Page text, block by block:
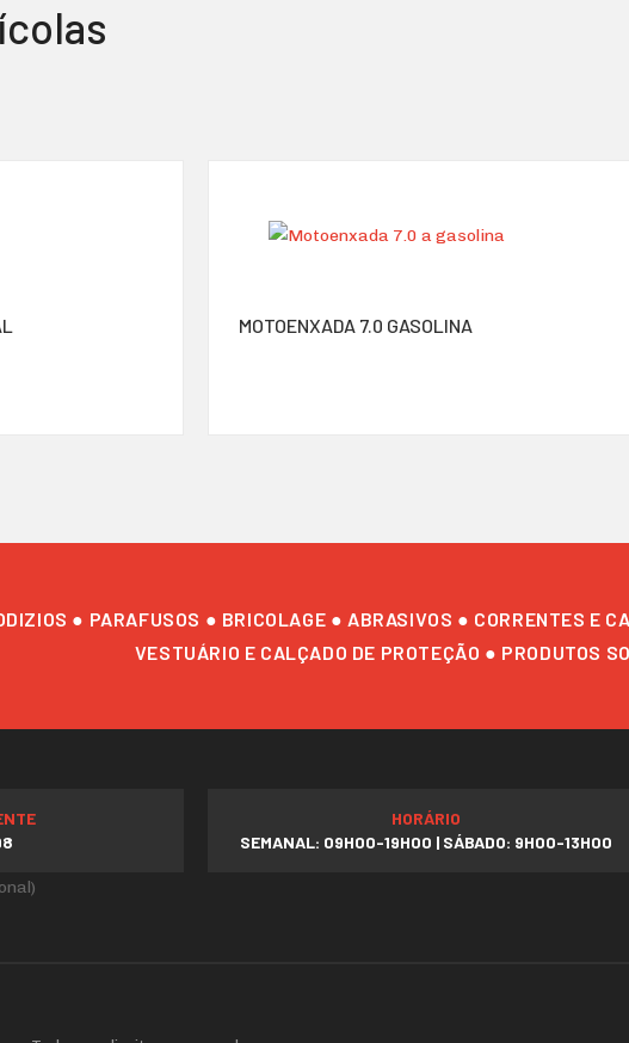
MOTOENXADA 7.0 GASOLINA
● PARAFUSOS ● BRICOLAGE ● ABRASIVOS ● CORRENTES E
VESTUÁRIO E CALÇADO DE PROTEÇÃO ● PRODUTOS
HORÁRIO
SEMANAL: 09H00-19H00 | SÁBADO: 9H00-13H00